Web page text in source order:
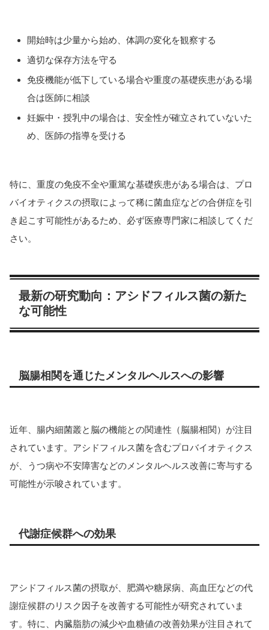
開始時は少量から始め、体調の変化を観察する
適切な保存方法を守る
免疫機能が低下している場合や重度の基礎疾患がある場
合は医師に相談
妊娠中・授乳中の場合は、安全性が確立されていないた
め、医師の指導を受ける
特に、重度の免疫不全や重篤な基礎疾患がある場合は、プロ
バイオティクスの摂取によって稀に菌血症などの合併症を引
き起こす可能性があるため、必ず医療専門家に相談してくだ
さい。
最新の研究動向：アシドフィルス菌の新た
な可能性
脳腸相関を通じたメンタルヘルスへの影響
近年、腸内細菌叢と脳の機能との関連性（脳腸相関）が注目
されています。アシドフィルス菌を含むプロバイオティクス
が、うつ病や不安障害などのメンタルヘルス改善に寄与する
可能性が示唆されています。
代謝症候群への効果
アシドフィルス菌の摂取が、肥満や糖尿病、高血圧などの代
謝症候群のリスク因子を改善する可能性が研究されていま
す。特に、内臓脂肪の減少や血糖値の改善効果が注目されて